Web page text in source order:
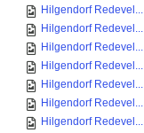
Hilgendorf Redevel...
Hilgendorf Redevel...
Hilgendorf Redevel...
Hilgendorf Redevel...
Hilgendorf Redevel...
Hilgendorf Redevel...
Hilgendorf Redevel...